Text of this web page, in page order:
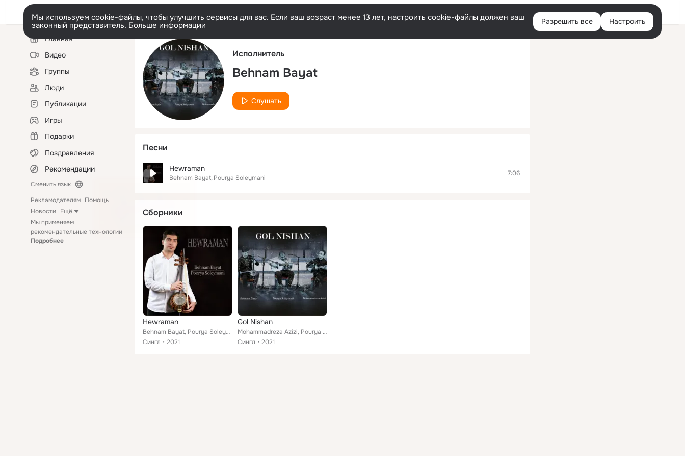
Русский Войти
Мы используем cookie-файлы, чтобы улучшить сервисы для вас. Если ваш возраст менее 13 лет, настроить cookie-файлы должен ваш
законный представитель. Больше информации Разрешить все Настроить
Левая
колонкаГлавная
Видео
Группы
Люди
Публикации
Игры
Подарки
Поздравления
Рекомендации
Сменить язык
Рекламодателям Помощь
Новости Ещё
Мы применяем
рекомендательные технологии
Подробнее
Исполнитель
Behnam Bayat
Слушать
Песни
Hewraman
Behnam Bayat Pourya Soleymani
7:06
Сборники
Hewraman
Behnam Bayat, Pourya Soleymani
Сингл
2021
Gol Nishan
Mohammadreza Azizi, Pourya Soleymani, Behnam Bayat
Сингл
2021